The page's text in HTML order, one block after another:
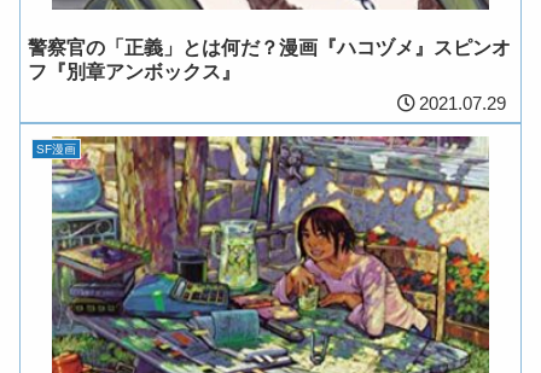
警察官の「正義」とは何だ？漫画『ハコヅメ』スピンオ
フ『別章アンボックス』
2021.07.29
SF漫画